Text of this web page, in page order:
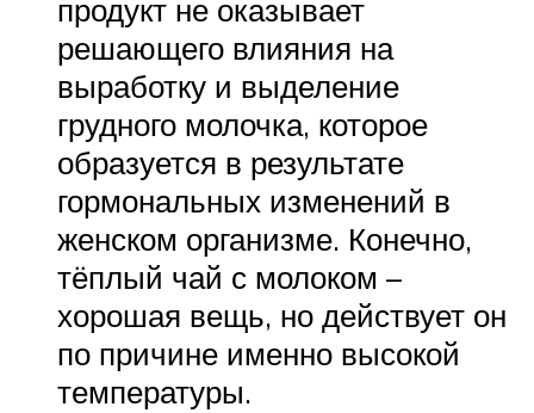
продукт не оказывает
решающего влияния на
выработку и выделение
грудного молочка, которое
образуется в результате
гормональных изменений в
женском организме. Конечно,
тёплый чай с молоком –
хорошая вещь, но действует он
по причине именно высокой
температуры.